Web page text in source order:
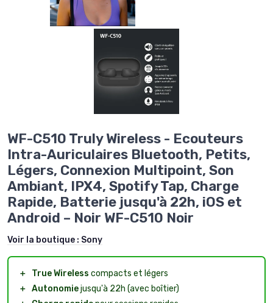
WF-C510 Truly Wireless - Ecouteurs
Intra-Auriculaires Bluetooth, Petits,
Légers, Connexion Multipoint, Son
Ambiant, IPX4, Spotify Tap, Charge
Rapide, Batterie jusqu'à 22h, iOS et
Android – Noir WF-C510 Noir
Voir la boutique : Sony
＋ True Wireless compacts et légers
＋ Autonomiejusqu'à 22h (avec boîtier)